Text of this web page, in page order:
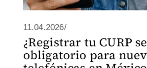
11.04.2026/
¿Registrar tu CURP
obligatorio para